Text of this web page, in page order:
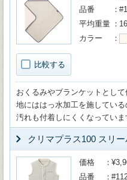
比較する
品番
平均重量
カラー
おくるみやブランケットとし
地にははっ水加工を施している
汚れも付着しにくくなっていま
クリマプラス100 スリ
価格
品番